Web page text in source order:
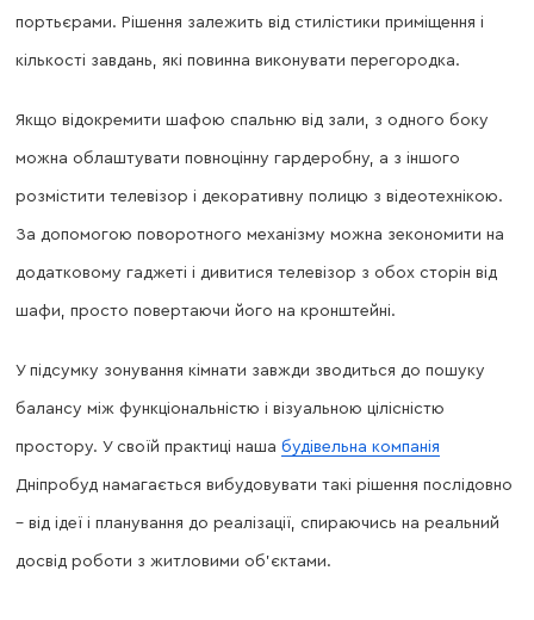
портьєрами. Рішення залежить від стилістики приміщення і
кількості завдань, які повинна виконувати перегородка.
Якщо відокремити шафою спальню від зали, з одного боку
можна облаштувати повноцінну гардеробну, а з іншого
розмістити телевізор і декоративну полицю з відеотехнікою.
За допомогою поворотного механізму можна зекономити на
додатковому гаджеті і дивитися телевізор з обох сторін від
шафи, просто повертаючи його на кронштейні.
У підсумку зонування кімнати завжди зводиться до пошуку
балансу між функціональністю і візуальною цілісністю
простору. У своїй практиці наша будівельна компанія
Дніпробуд намагається вибудовувати такі рішення послідовно
– від ідеї і планування до реалізації, спираючись на реальний
досвід роботи з житловими об’єктами.